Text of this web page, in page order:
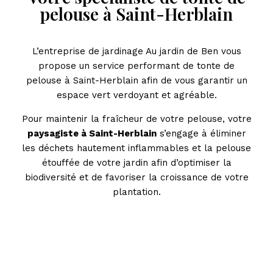
pelouse à Saint-Herblain
L’entreprise de jardinage Au jardin de Ben vous
propose un service performant de tonte de
pelouse à Saint-Herblain afin de vous garantir un
espace vert verdoyant et agréable.
Pour maintenir la fraîcheur de votre pelouse, votre
paysagiste à Saint-Herblains’engage à éliminer
les déchets hautement inflammables et la pelouse
étouffée de votre jardin afin d’optimiser la
biodiversité et de favoriser la croissance de votre
plantation.